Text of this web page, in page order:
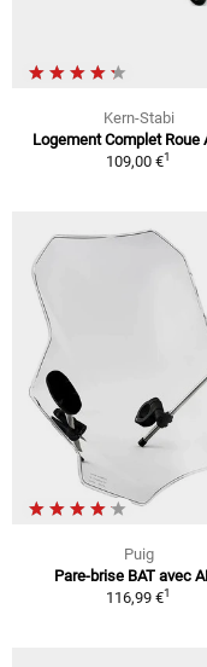
Kern-Stabi
Logement Complet Roue
109,00 €1
Puig
Pare-brise BAT avec
116,99 €1